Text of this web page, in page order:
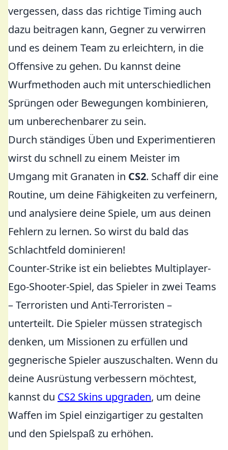
vergessen, dass das richtige Timing auch
dazu beitragen kann, Gegner zu verwirren
und es deinem Team zu erleichtern, in die
Offensive zu gehen. Du kannst deine
Wurfmethoden auch mit unterschiedlichen
Sprüngen oder Bewegungen kombinieren,
um unberechenbarer zu sein.
Durch ständiges Üben und Experimentieren
wirst du schnell zu einem Meister im
Umgang mit Granaten in CS2. Schaff dir eine
Routine, um deine Fähigkeiten zu verfeinern,
und analysiere deine Spiele, um aus deinen
Fehlern zu lernen. So wirst du bald das
Schlachtfeld dominieren!
Counter-Strike ist ein beliebtes Multiplayer-
Ego-Shooter-Spiel, das Spieler in zwei Teams
– Terroristen und Anti-Terroristen –
unterteilt. Die Spieler müssen strategisch
denken, um Missionen zu erfüllen und
gegnerische Spieler auszuschalten. Wenn du
deine Ausrüstung verbessern möchtest,
kannst du CS2 Skins upgraden, um deine
Waffen im Spiel einzigartiger zu gestalten
und den Spielspaß zu erhöhen.